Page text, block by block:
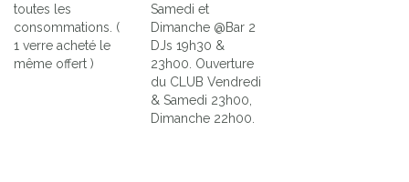
toutes les
consommations. (
1 verre acheté le
même offert )
Samedi et
Dimanche @Bar 2
DJs 19h30 &
23h00. Ouverture
du CLUB Vendredi
& Samedi 23h00,
Dimanche 22h00.